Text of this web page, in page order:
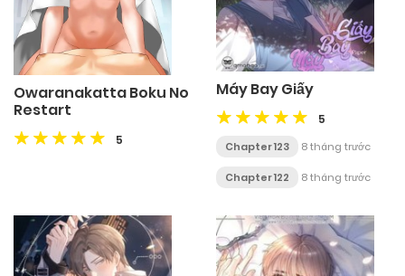
Owaranakatta Boku No
Restart
5
Máy Bay Giấy
5
Chapter 123 8 tháng trước
Chapter 122 8 tháng trước